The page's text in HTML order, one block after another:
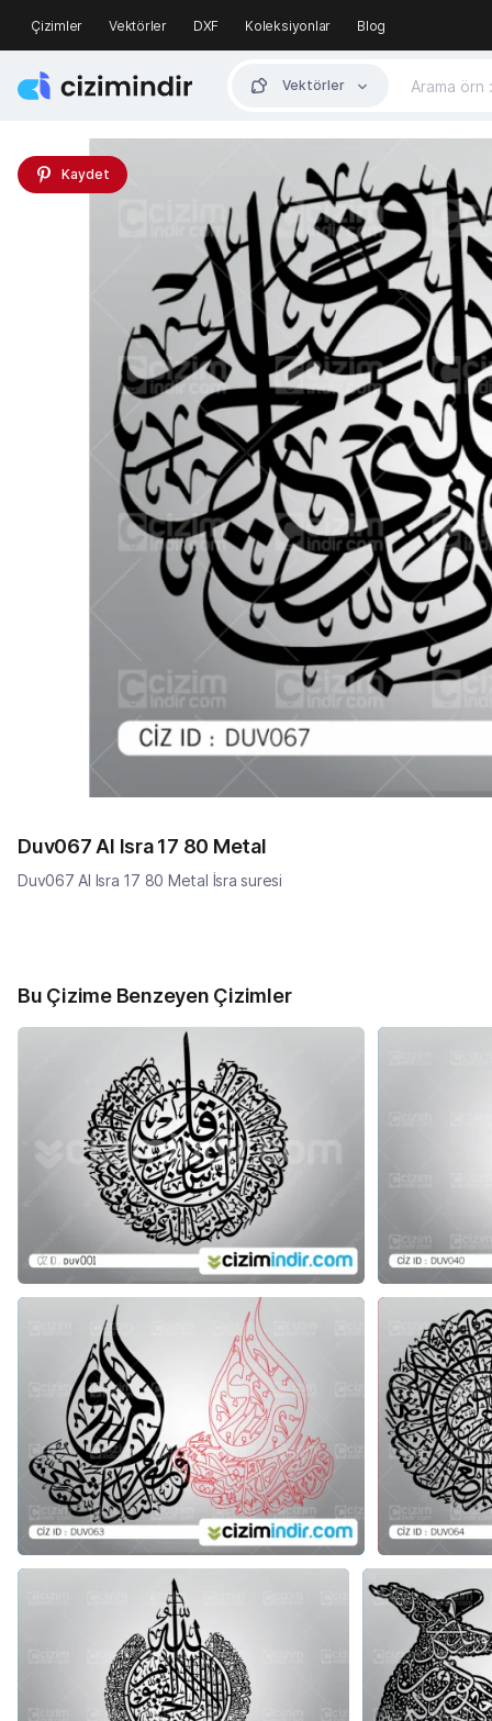
Çizimler Vektörler DXF Koleksiyonlar Blog
Vektörler
Kaydet
Duv067 Al Isra 17 80 Metal
Duv067 Al Isra 17 80 Metal İsra suresi
Bu Çizime Benzeyen Çizimler